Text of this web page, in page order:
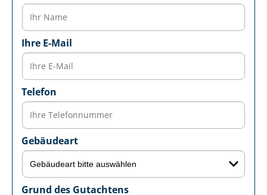
Ihre E-Mail
Telefon
Gebäudeart
Grund des Gutachtens